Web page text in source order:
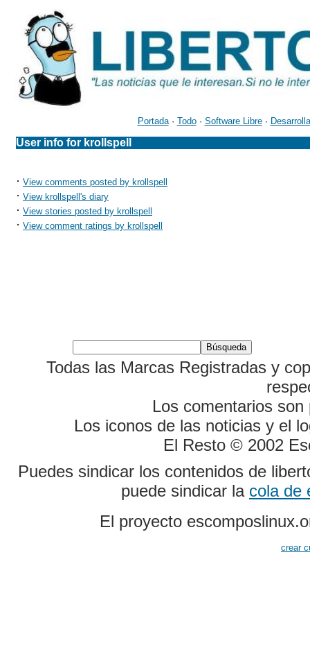
Portada· Todo· Software Libre·
User info for krollspell
· View comments posted by krollspell
· View krollspell's diary
· View stories posted by krollspell
· View comment ratings by krollspell
Todas las Marcas Registradas y
Los comentarios
Los iconos de las noticias y el
El Resto © 2002
Puedes sindicar los contenidos de
puede sindicar la cola de
El proyecto
crear